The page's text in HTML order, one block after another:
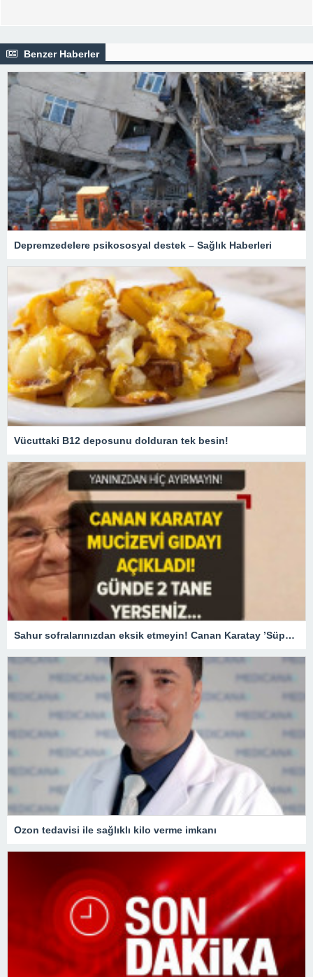
Benzer Haberler
Depremzedelere psikososyal destek – Sağlık Haberleri
Vücuttaki B12 deposunu dolduran tek besin!
Sahur sofralarınızdan eksik etmeyin! Canan Karatay ’Süper besin’ diyerek açıkladı! Günde 2 adet tüketirseniz…
Ozon tedavisi ile sağlıklı kilo verme imkanı